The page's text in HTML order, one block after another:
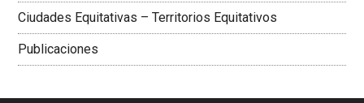
Ciudades Equitativas – Territorios Equitativos
Publicaciones